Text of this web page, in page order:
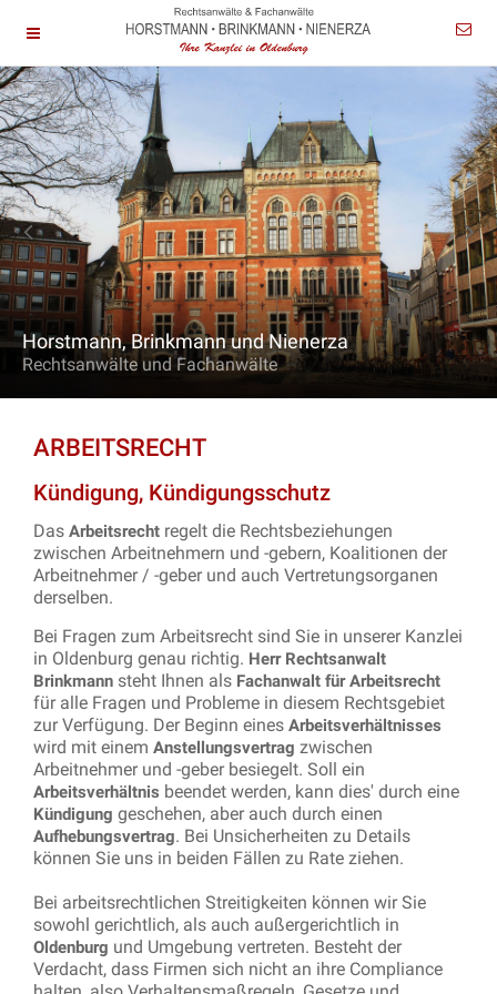
Horstmann, Brinkmann und Nienerza
Rechtsanwälte und Fachanwälte
ARBEITSRECHT
Kündigung, Kündigungsschutz
Das Arbeitsrecht regelt die Rechtsbeziehungen
zwischen Arbeitnehmern und -gebern, Koalitionen der
Arbeitnehmer / -geber und auch Vertretungsorganen
derselben.
Bei Fragen zum Arbeitsrecht sind Sie in unserer Kanzlei
in Oldenburg genau richtig. Herr Rechtsanwalt
Brinkmann steht Ihnen als Fachanwalt für Arbeitsrecht
für alle Fragen und Probleme in diesem Rechtsgebiet
zur Verfügung. Der Beginn eines Arbeitsverhältnisses
wird mit einem Anstellungsvertrag zwischen
Arbeitnehmer und -geber besiegelt. Soll ein
Arbeitsverhältnis beendet werden, kann dies' durch eine
Kündigung geschehen, aber auch durch einen
Aufhebungsvertrag. Bei Unsicherheiten zu Details
können Sie uns in beiden Fällen zu Rate ziehen.
Bei arbeitsrechtlichen Streitigkeiten können wir Sie
sowohl gerichtlich, als auch außergerichtlich in
Oldenburg und Umgebung vertreten. Besteht der
Verdacht, dass Firmen sich nicht an ihre Compliance